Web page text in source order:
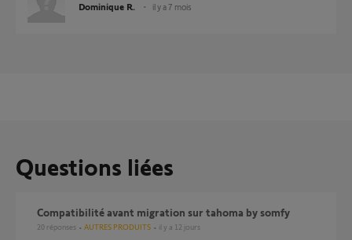
Dominique R. il y a 7 mois
Questions liées
compatibilité avant migration sur tahoma by somfy
20 réponses AUTRES PRODUITS il y a 12 jours